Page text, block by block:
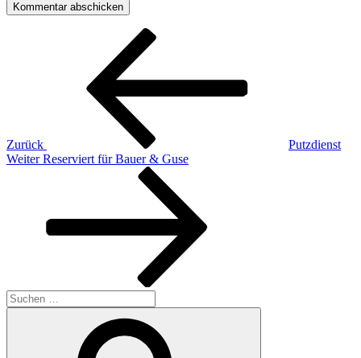
Beitragsnavigation
Zurück
Putzdienst
Nächster
Weiter Reserviert für Bauer & Guse
Suchen
nach: